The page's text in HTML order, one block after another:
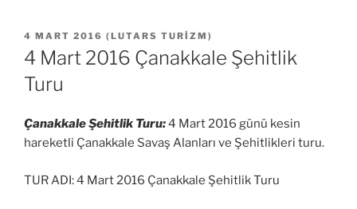
YAYIM
TARIHI
4 MART 2016 ( LUTARS TURIZM )
4 Mart 2016 Çanakkale Şehitlik
Turu
Çanakkale Şehitlik Turu:4 Mart 2016 günü kesin
hareketli Çanakkale Savaş Alanları ve Şehitlikleri turu.
TUR ADI: 4 Mart 2016 Çanakkale Şehitlik Turu